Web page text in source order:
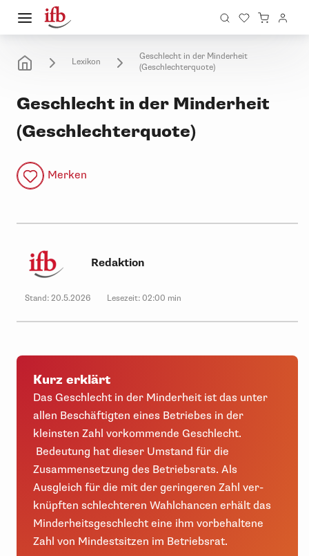
Lexikon
Geschlecht in der Minderheit
(Geschlechterquote)
Geschlecht in der Minderheit
(Geschlechterquote)
Merken
Redaktion
Stand: 20.5.2026 Lesezeit: 02:00 min
Kurz erklärt
Das Geschlecht in der Minderheit ist das unter
allen Beschäftigten eines Betriebes in der
kleinsten Zahl vorkommende Geschlecht.
Bedeutung hat dieser Umstand für die
Zusammensetzung des Betriebsrats. Als
Ausgleich für die mit der geringeren Zahl ver-
knüpften schlechteren Wahlchancen erhält das
Minderheitsgeschlecht eine ihm vorbehaltene
Zahl von Mindestsitzen im Betriebsrat.